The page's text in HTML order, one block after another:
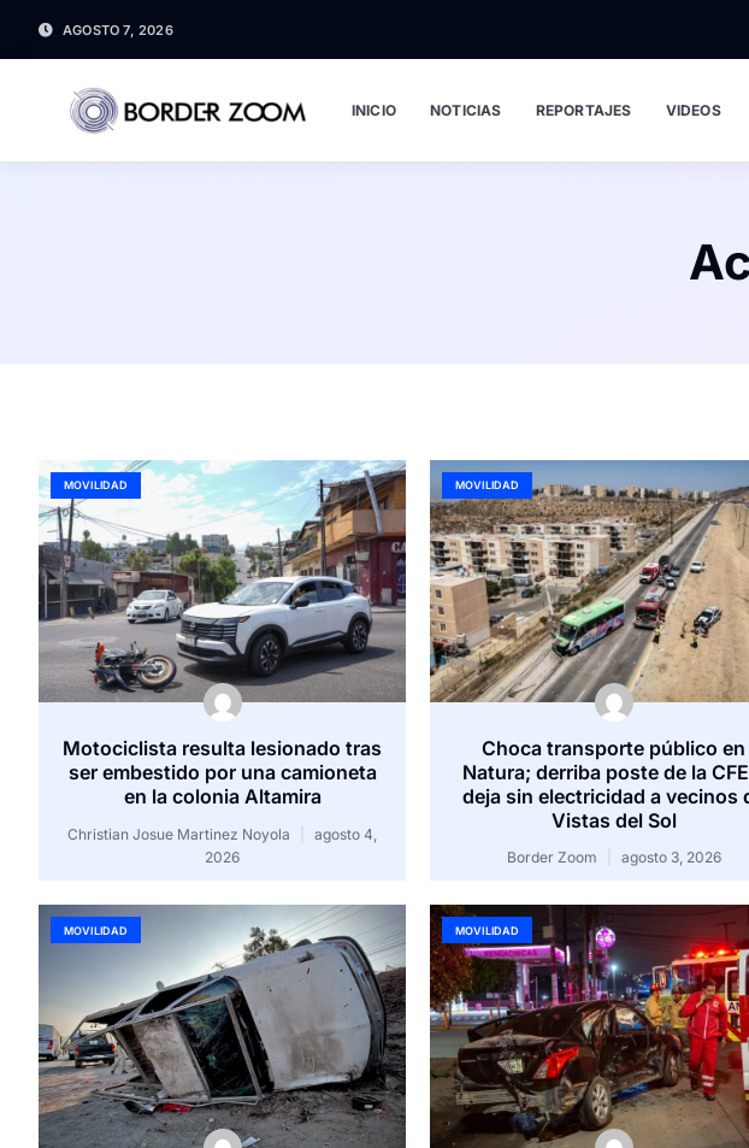
AGOSTO 7, 2026
INICIO NOTICIAS REPORTAJES VIDEOS
MOVILIDAD
Motociclista resulta lesionado tras
ser embestido por una camioneta
en la colonia Altamira
Christian Josue Martinez Noyola
agosto 4,
2026
MOVILIDAD
Choca transporte público en
Natura; derriba poste de la
deja sin electricidad a vecinos
Vistas del Sol
Border Zoom agosto 3, 2026
MOVILIDAD MOVILIDAD